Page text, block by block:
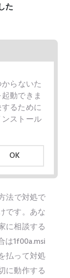
た
らないた
動できま
るために
ストール
OK
法で対処で
です。あな
に相談する
は1f00a.msi
払って対処
に動作する